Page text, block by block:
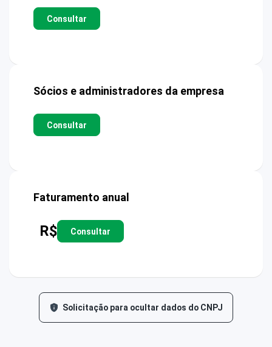
Consultar
Sócios e administradores da empresa
Consultar
Faturamento anual
R$ Consultar
Solicitação para ocultar dados do CNPJ